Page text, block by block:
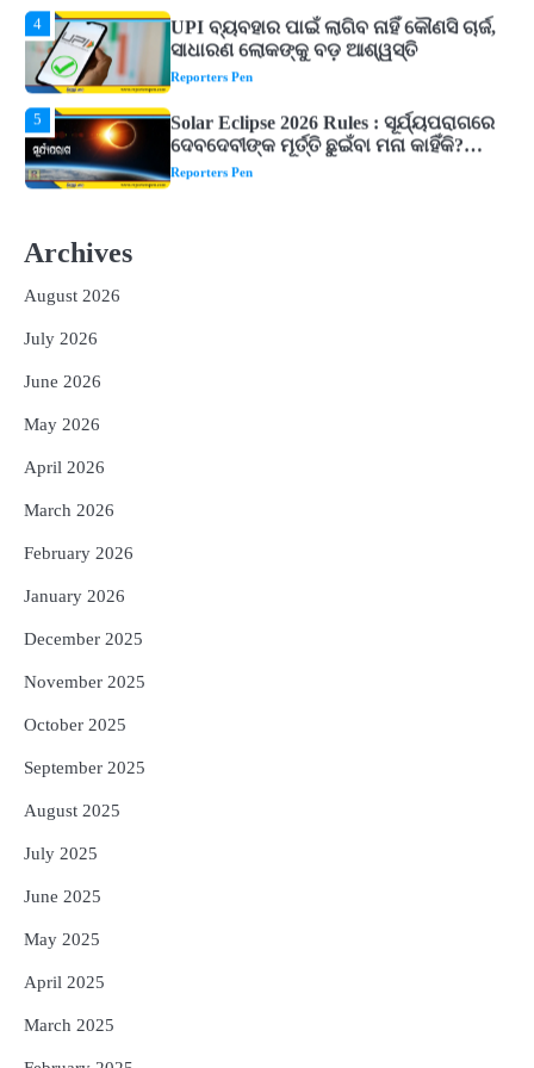
5
Solar Eclipse 2026 Rules : ସୂର୍ଯ୍ୟପରାଗରେ
ଦେବଦେବୀଙ୍କ ମୂର୍ତ୍ତି ଛୁଇଁବା ମନା କାହିଁକି?
ଜାଣନ୍ତୁ ଏହା ପଛରେ ଥିବା ଧାର୍ମିକ ମାନ୍ୟତା
Reporters Pen
1
Dreaming of Gold, Peacock or Temple?
Know What These 5 Auspicious Dreams
Are Believed to Mean
Reporters Pen
5
Archives
August 2026
July 2026
June 2026
May 2026
April 2026
March 2026
February 2026
January 2026
December 2025
November 2025
October 2025
September 2025
August 2025
July 2025
June 2025
May 2025
April 2025
March 2025